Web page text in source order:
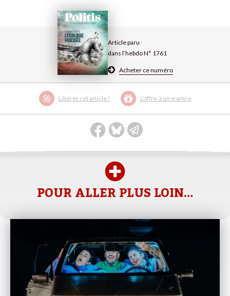
Article paru
dans l’hebdo N° 1761
Acheter ce numéro
Libérer cet article ! L’offrir à un·e ami·e
POUR ALLER PLUS LOIN…